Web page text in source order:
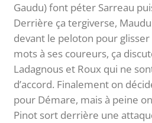
Gaudu) font péter Sarreau
Derrière ça tergiverse,
devant le peloton pour
mots à ses coureurs, ça
Ladagnous et Roux qui ne
d’accord. Finalement on
pour Démare, mais à peine
Pinot sort derrière une